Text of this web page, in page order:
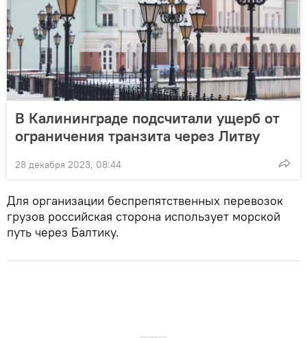
В Калининграде подсчитали ущерб от
ограничения транзита через Литву
28 декабря 2023, 08:44
Для организации беспрепятственных перевозок
грузов российская сторона использует морской
путь через Балтику.